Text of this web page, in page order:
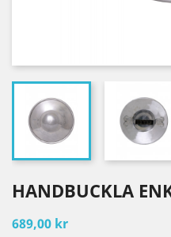
HANDBUCKLA
689,00 kr